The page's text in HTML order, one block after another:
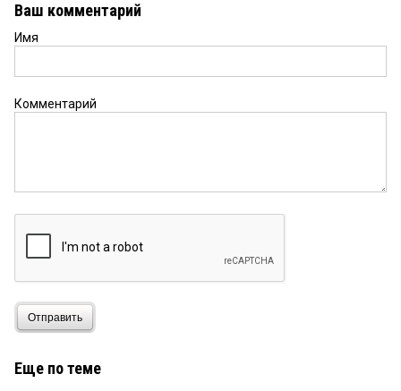
Ваш комментарий
Имя
Комментарий
Отправить
Еще по теме